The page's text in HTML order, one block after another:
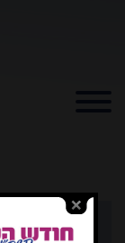
המעין